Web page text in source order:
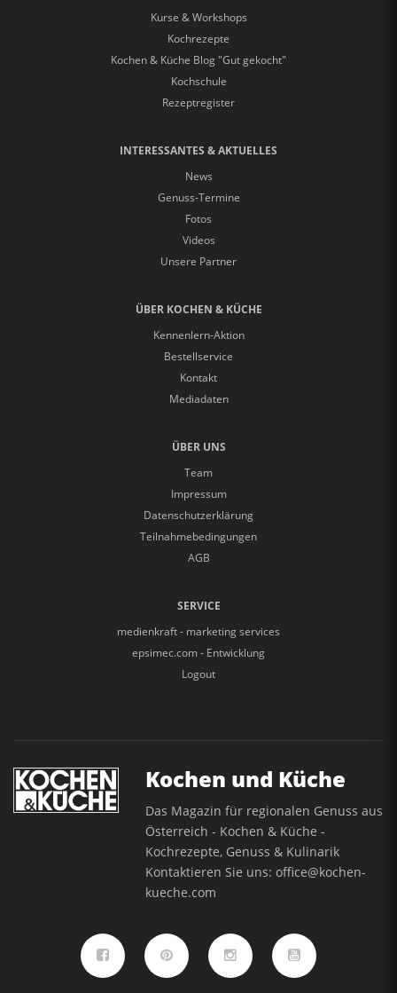
Kurse & Workshops
Kochrezepte
Kochen & Küche Blog "Gut gekocht"
Kochschule
Rezeptregister
INTERESSANTES & AKTUELLES
News
Genuss-Termine
Fotos
Videos
Unsere Partner
ÜBER KOCHEN & KÜCHE
Kennenlern-Aktion
Bestellservice
Kontakt
Mediadaten
ÜBER UNS
Team
Impressum
Datenschutzerklärung
Teilnahmebedingungen
AGB
SERVICE
medienkraft - marketing services
epsimec.com - Entwicklung
Logout
Kochen und Küche
Das Magazin für regionalen Genuss aus
Österreich - Kochen & Küche -
Kochrezepte, Genuss & Kulinarik
Kontaktieren Sie uns:office@kochen-
kueche.com